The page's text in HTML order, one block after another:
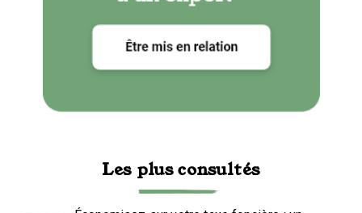
Les plus consultés